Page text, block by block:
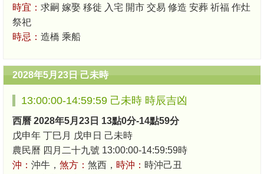
時宜： 求嗣 嫁娶 移徙 入宅 開市 交易 修造 安葬 祈福 作灶
祭祀
時忌： 造橋 乘船
2028年5月23日 己未時
13:00:00-14:59:59 己未時 時辰吉凶
西曆 2028年5月23日 13點0分-14點59分
戊申年 丁巳月 戊申日 己未時
農民曆 四月二十九號 13:00:00-14:59:59時
沖： 沖牛， 煞方： 煞西， 時沖： 時沖己丑